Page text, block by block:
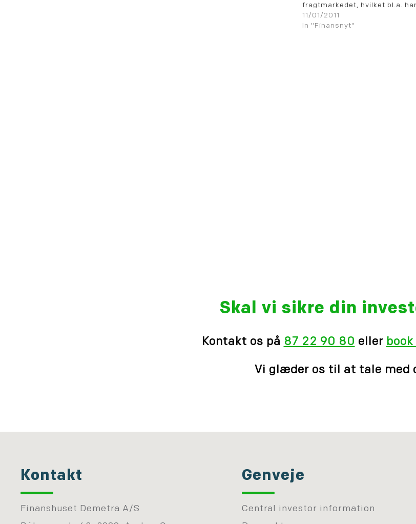
fragtmarkedet, hvilket bl.a.
til, at Baltic Freight indexet
under 1500 niv. i går. 200
11/01/2011
In "Finansnyt"
Skal vi sikre din
Kontakt os på 87 22 90 80 eller
Vi glæder os til at tale med
Kontakt
Finanshuset Demetra A/S
Genveje
Central investor information